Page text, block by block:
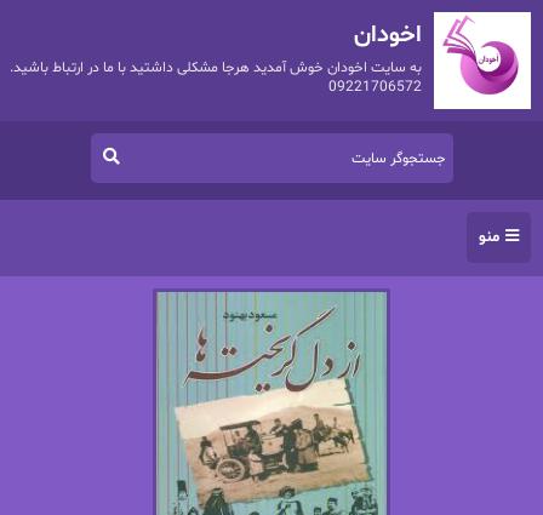
اخودان
به سایت اخودان خوش آمدید هرجا مشکلی داشتید با ما در ارتباط باشید.
09221706572
منو